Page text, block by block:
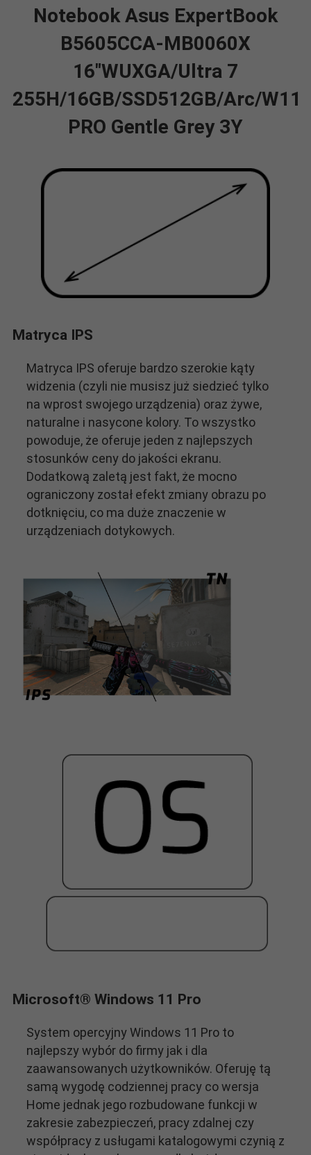
Notebook Asus ExpertBook
B5605CCA-MB0060X
16"WUXGA/Ultra 7
255H/16GB/SSD512GB/Arc/W11
PRO Gentle Grey 3Y
Matryca IPS
Matryca IPS oferuje bardzo szerokie kąty
widzenia (czyli nie musisz już siedzieć tylko
na wprost swojego urządzenia) oraz żywe,
naturalne i nasycone kolory. To wszystko
powoduje, że oferuje jeden z najlepszych
stosunków ceny do jakości ekranu.
Dodatkową zaletą jest fakt, że mocno
ograniczony został efekt zmiany obrazu po
dotknięciu, co ma duże znaczenie w
urządzeniach dotykowych.
Microsoft® Windows 11 Pro
System opercyjny Windows 11 Pro to
najlepszy wybór do firmy jak i dla
zaawansowanych użytkowników. Oferuję tą
samą wygodę codziennej pracy co wersja
Home jednak jego rozbudowane funkcji w
zakresie zabezpieczeń, pracy zdalnej czy
współpracy z usługami katalogowymi czynią z